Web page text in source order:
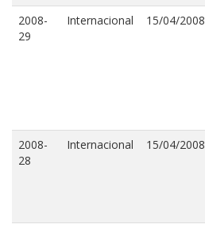
2008-
29
Internacional 15/04/2008
2008-
28
Internacional 15/04/2008